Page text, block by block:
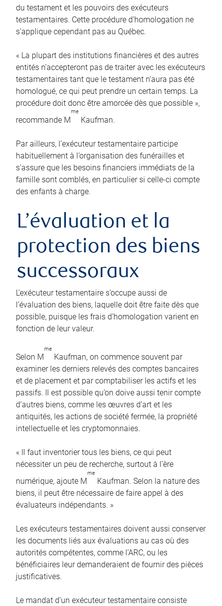
du testament et les pouvoirs des exécuteurs
testamentaires. Cette procédure d’homologation ne
s’applique cependant pas au Québec.
« La plupart des institutions financières et des autres
entités n’accepteront pas de traiter avec les exécuteurs
testamentaires tant que le testament n’aura pas été
homologué, ce qui peut prendre un certain temps. La
procédure doit donc être amorcée dès que possible »,
recommande M
me
Kaufman.
Par ailleurs, l’exécuteur testamentaire participe
habituellement à l’organisation des funérailles et
s’assure que les besoins financiers immédiats de la
famille sont comblés, en particulier si celle-ci compte
des enfants à charge.
L’évaluation et la
protection des biens
successoraux
L’exécuteur testamentaire s’occupe aussi de
l’évaluation des biens, laquelle doit être faite dès que
possible, puisque les frais d’homologation varient en
fonction de leur valeur.
Selon M
me
Kaufman, on commence souvent par
examiner les derniers relevés des comptes bancaires
et de placement et par comptabiliser les actifs et les
passifs. Il est possible qu’on doive aussi tenir compte
d’autres biens, comme les œuvres d’art et les
antiquités, les actions de société fermée, la propriété
intellectuelle et les cryptomonnaies.
« Il faut inventorier tous les biens, ce qui peut
nécessiter un peu de recherche, surtout à l’ère
numérique, ajoute M
me
Kaufman. Selon la nature des
biens, il peut être nécessaire de faire appel à des
évaluateurs indépendants. »
Les exécuteurs testamentaires doivent aussi conserver
les documents liés aux évaluations au cas où des
autorités compétentes, comme l’ARC, ou les
bénéficiaires leur demanderaient de fournir des pièces
justificatives.
Le mandat d’un exécuteur testamentaire consiste